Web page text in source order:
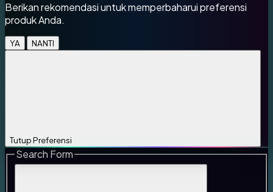
Berikan rekomendasi untuk memperbaharui preferensi
produk Anda.
YA NANTI
Tutup Preferensi
Search Form